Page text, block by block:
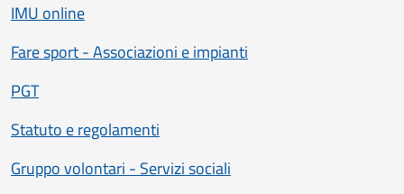
IMU online
Fare sport - Associazioni e impianti
PGT
Statuto e regolamenti
Gruppo volontari - Servizi sociali